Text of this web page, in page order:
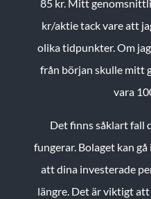
85 kr. Mitt
kr/aktie tack vare att
olika tidpunkter. Om
från början skulle mitt
vara
Det finns såklart fall
fungerar. Bolaget kan
att dina investerade
längre. Det är viktigt